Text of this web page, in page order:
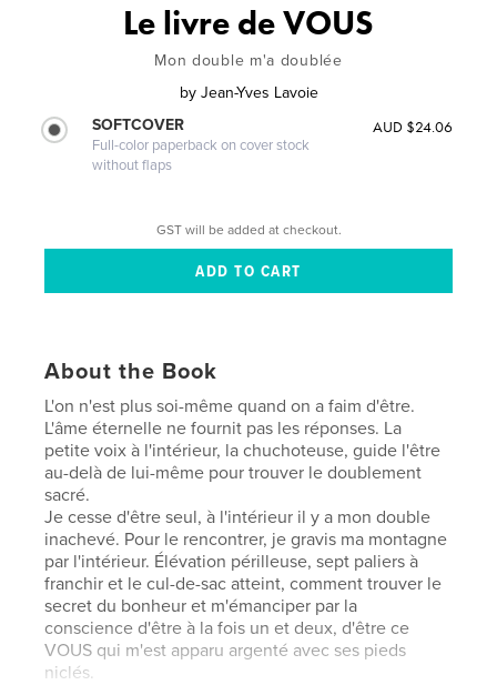
Le livre de VOUS
Mon double m'a doublée
by Jean-Yves Lavoie
SOFTCOVER
Full-color paperback on cover stock
without flaps
AUD $24.06
GST will be added at checkout.
About the Book
L'on n'est plus soi-même quand on a faim d'être.
L'âme éternelle ne fournit pas les réponses. La
petite voix à l'intérieur, la chuchoteuse, guide l'être
au-delà de lui-même pour trouver le doublement
sacré.
Je cesse d'être seul, à l'intérieur il y a mon double
inachevé. Pour le rencontrer, je gravis ma montagne
par l'intérieur. Élévation périlleuse, sept paliers à
franchir et le cul-de-sac atteint, comment trouver le
secret du bonheur et m'émanciper par la
conscience d'être à la fois un et deux, d'être ce
VOUS qui m'est apparu argenté avec ses pieds
niclés.